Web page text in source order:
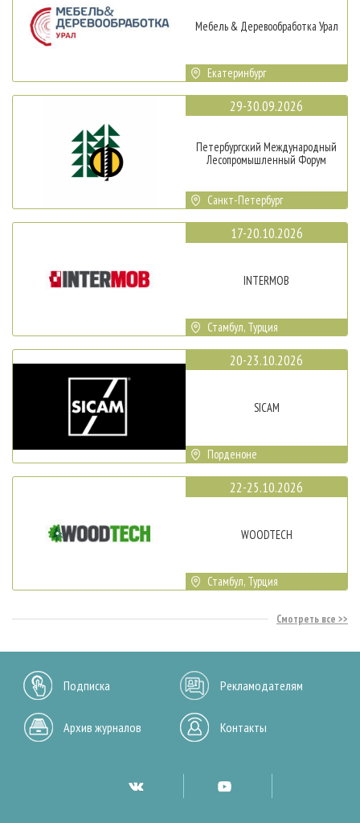
Мебель & Деревообработка Урал
Екатеринбург
29-30.09.2026
Петербургский Международный
Лесопромышленный Форум
Санкт-Петербург
17-20.10.2026
INTERMOB
Стамбул, Турция
20-23.10.2026
SICAM
Порденоне
22-25.10.2026
WOODTECH
Стамбул, Турция
Смотреть все
Подписка Рекламодателям
Архив журналов Контакты